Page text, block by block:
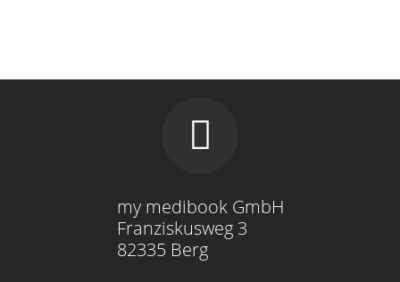
my medibook GmbH
Franziskusweg 3
82335 Berg